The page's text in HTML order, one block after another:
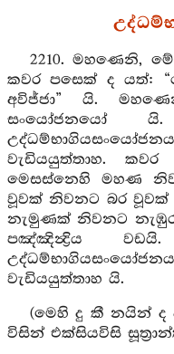
2210. මහණෙනි,
කවර පසෙක් ද යත්:
අවිජ්ජා” යි.
සංයෝජනයෝ
වැඩියයුත්තාහ.
මෙසස්නෙහි මහණ
වූවක් නිවනට බර වූවක්
නැමුණක් නිවනට
පඤ්ඤින්‍ද්‍රිය
වැඩියයුත්තාහ යි.
(මෙහි දු කී නයින් ද
විසින් එක්සියවිසි